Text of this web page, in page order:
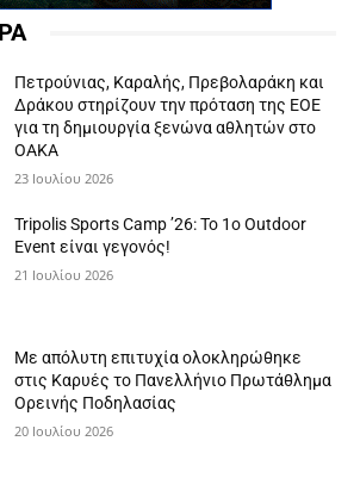
Πετρούνιας, Καραλής, Πρεβολαράκη και
Δράκου στηρίζουν την πρόταση της ΕΟΕ
για τη δημιουργία ξενώνα αθλητών στο
ΟΑΚΑ
23 Ιουλίου 2026
Tripolis Sports Camp ’26: Το 1o Outdoor
Event είναι γεγονός!
21 Ιουλίου 2026
Με απόλυτη επιτυχία ολοκληρώθηκε
στις Καρυές το Πανελλήνιο Πρωτάθλημα
Ορεινής Ποδηλασίας
20 Ιουλίου 2026